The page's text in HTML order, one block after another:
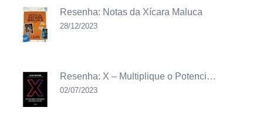
Resenha: Notas da Xícara Maluca
28/12/2023
Resenha: X – Multiplique o Potenci…
02/07/2023